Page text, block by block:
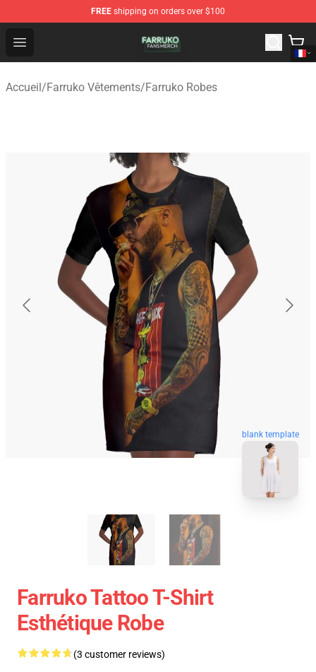
FREE shipping on orders over $100
Open menu
Farruko Shop - Official Farruko Merchandise Store
Accueil/Farruko Vêtements/Farruko Robes
blank template
Farruko Tattoo T-Shirt
Esthétique Robe
(3 customer reviews)